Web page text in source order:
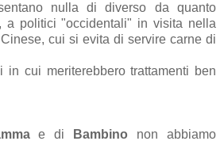
nulla di diverso da quanto
a politici "occidentali" in visita nella
cui si evita di servire carne di
in cui meriterebbero trattamenti ben
e di Bambino non abbiamo